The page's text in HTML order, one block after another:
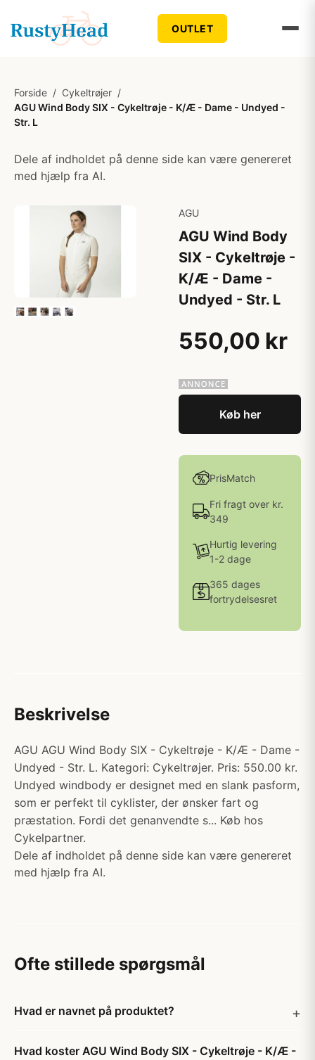
OUTLET
Forside / Cykeltrøjer /
AGU Wind Body SIX - Cykeltrøje - K/Æ - Dame - Undyed -
Str. L
Dele af indholdet på denne side kan være genereret
med hjælp fra AI.
AGU
AGU Wind Body
SIX - Cykeltrøje -
K/Æ - Dame -
Undyed - Str. L
550,00 kr
Køb her
PrisMatch
Fri fragt over kr.
349
Hurtig levering
1-2 dage
365 dages
fortrydelsesret
Beskrivelse
AGU AGU Wind Body SIX - Cykeltrøje - K/Æ - Dame -
Undyed - Str. L. Kategori: Cykeltrøjer. Pris: 550.00 kr.
Undyed windbody er designet med en slank pasform,
som er perfekt til cyklister, der ønsker fart og
præstation. Fordi det genanvendte s... Køb hos
Cykelpartner.
Dele af indholdet på denne side kan være genereret
med hjælp fra AI.
Ofte stillede spørgsmål
Hvad er navnet på produktet?
Hvad koster AGU Wind Body SIX - Cykeltrøje - K/Æ -